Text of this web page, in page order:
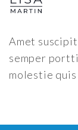
Amet
semper
molestie